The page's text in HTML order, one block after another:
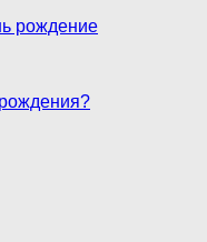
рождения?